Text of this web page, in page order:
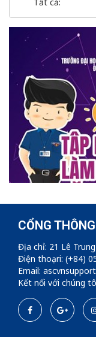
Tất cả:
CỔNG
Địa chỉ: 21 Lê
Điện thoạri: (+84)
Email:
Kết nối với chúng